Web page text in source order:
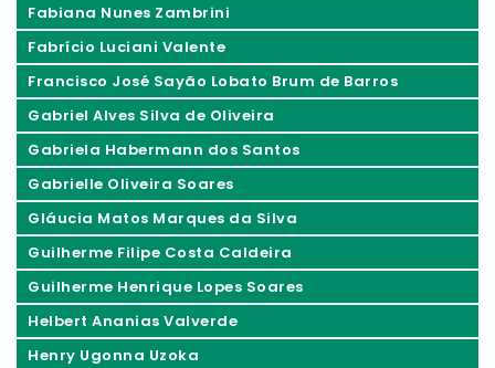
Fabiana Nunes Zambrini
Fabrício Luciani Valente
Francisco José Sayão Lobato Brum de Barros
Gabriel Alves Silva de Oliveira
Gabriela Habermann dos Santos
Gabrielle Oliveira Soares
Gláucia Matos Marques da Silva
Guilherme Filipe Costa Caldeira
Guilherme Henrique Lopes Soares
Helbert Ananias Valverde
Henry Ugonna Uzoka